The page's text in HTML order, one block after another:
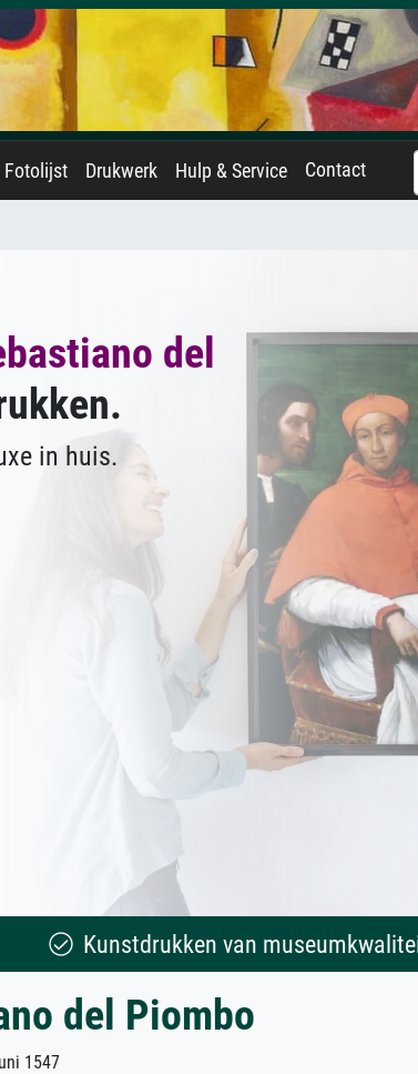
Fotolijst Drukwerk Hulp & Service Contact
del
in huis.
Kunstdrukken van
del Piombo
1547